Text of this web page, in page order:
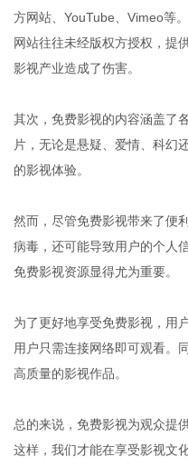
方网站、YouTube、Vimeo等
网站往往未经版权方授权，提
影视产业造成了伤害。
其次，免费影视的内容涵盖了
片，无论是悬疑、爱情、科幻
的影视体验。
然而，尽管免费影视带来了便
病毒，还可能导致用户的个人
免费影视资源显得尤为重要。
为了更好地享受免费影视，用
用户只需连接网络即可观看。
高质量的影视作品。
总的来说，免费影视为观众提
这样，我们才能在享受影视文